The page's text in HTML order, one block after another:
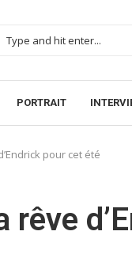
PORTRAIT
pour cet été
rêve